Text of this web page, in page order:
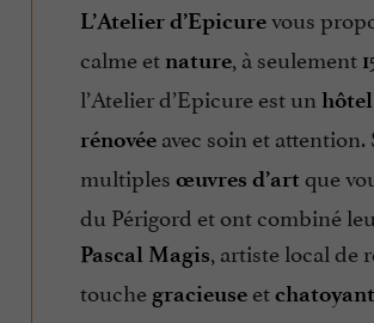
L’Atelier d’Epicurevous
calme et nature, à seulement
l’Atelier d’Epicure est un
rénovéeavec soin et attention.
multiples œuvres d’art que
du Périgord et ont combiné
Pascal Magis, artiste local de
touche gracieuseet